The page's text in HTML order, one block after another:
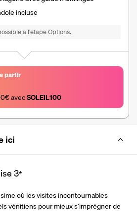
incluse
à l’étape Options.
partir
avec SOLEIL100
ici
3*
où les visites incontournables
vénitiens pour mieux s’imprégner de